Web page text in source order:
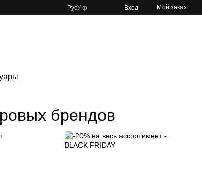
РусУкр Вход Мой заказ
брендов